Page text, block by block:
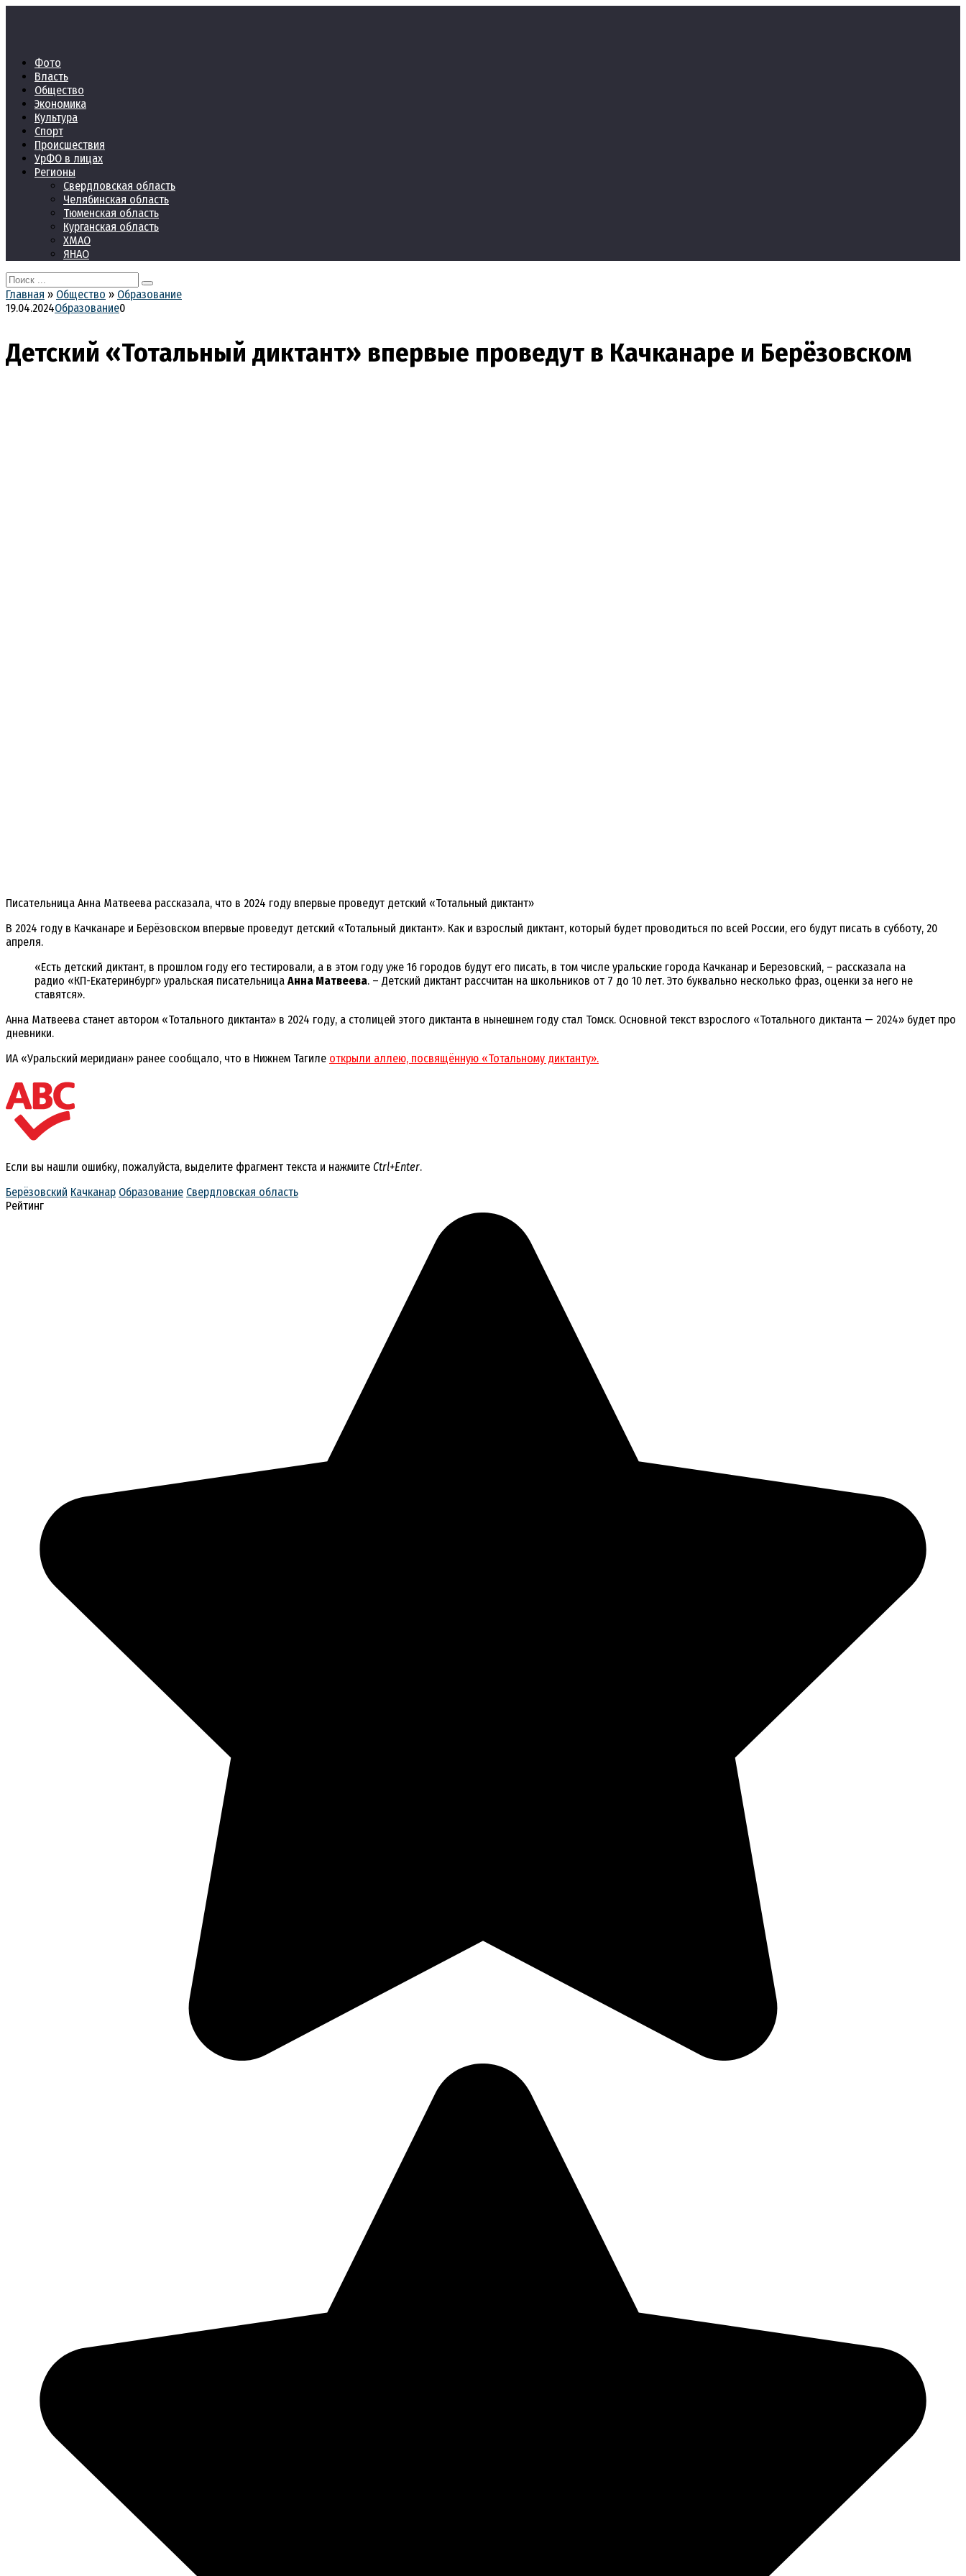
Фото
Власть
Общество
Экономика
Культура
Спорт
Происшествия
УрФО в лицах
Регионы
Свердловская область
Челябинская область
Тюменская область
Курганская область
ХМАО
ЯНАО
Search
for:
Главная » Общество » Образование
19.04.2024Образование0
Детский «Тотальный диктант» впервые проведут в Качканаре и Берёзовском
Писательница Анна Матвеева рассказала, что в 2024 году впервые проведут детский «Тотальный диктант»
В 2024 году в Качканаре и Берёзовском впервые проведут детский «Тотальный диктант». Как и взрослый диктант, который будет проводиться по всей России, его будут писать в субботу, 20
апреля.
«Есть детский диктант, в прошлом году его тестировали, а в этом году уже 16 городов будут его писать, в том числе уральские города Качканар и Березовский, – рассказала на
радио «КП-Екатеринбург» уральская писательница Анна Матвеева. – Детский диктант рассчитан на школьников от 7 до 10 лет. Это буквально несколько фраз, оценки за него не
ставятся».
Анна Матвеева станет автором «Тотального диктанта» в 2024 году, а столицей этого диктанта в нынешнем году стал Томск. Основной текст взрослого «Тотального диктанта — 2024» будет про
дневники.
ИА «Уральский меридиан» ранее сообщало, что в Нижнем Тагиле открыли аллею, посвящённую «Тотальному диктанту».
Если вы нашли ошибку, пожалуйста, выделите фрагмент текста и нажмите Ctrl+Enter.
Берёзовский Качканар Образование Свердловская область
Рейтинг